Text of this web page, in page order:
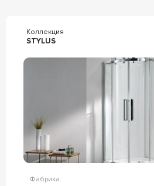
Коллекция
STYLUS
Фабрика: